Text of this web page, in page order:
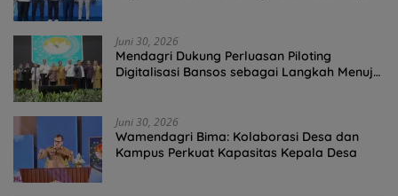
Juni 30, 2026
Mendagri Dukung Perluasan Piloting
Digitalisasi Bansos sebagai Langkah Menuju
Juni 30, 2026
Wamendagri Bima: Kolaborasi Desa dan
Kampus Perkuat Kapasitas Kepala Desa